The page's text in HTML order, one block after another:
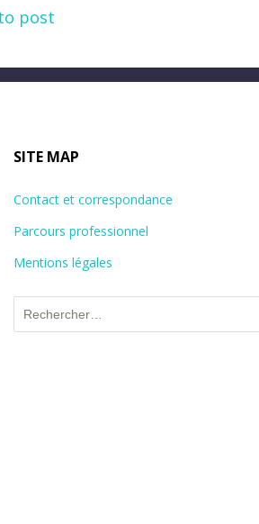
post
SITE MAP
Contact et correspondance
Parcours professionnel
Mentions légales
Rechercher :